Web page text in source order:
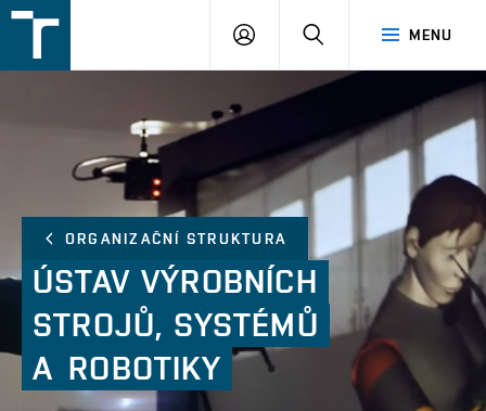
v
MENU
PŘIHLÁŠENÍ
ORGANIZAČNÍ STRUKTURA
ÚSTAV VÝROBNÍCH
STROJŮ, SYSTÉMŮ
A ROBOTIKY